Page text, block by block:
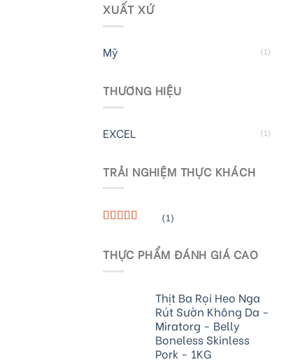
XUẤT XỨ
Mỹ (1)
THƯƠNG HIỆU
EXCEL (1)
TRẢI NGHIỆM THỰC KHÁCH
(1)
THỰC PHẨM ĐÁNH GIÁ CAO
Thịt Ba Rọi Heo Nga
Rút Sườn Không Da -
Miratorg - Belly
Boneless Skinless
Pork - 1KG